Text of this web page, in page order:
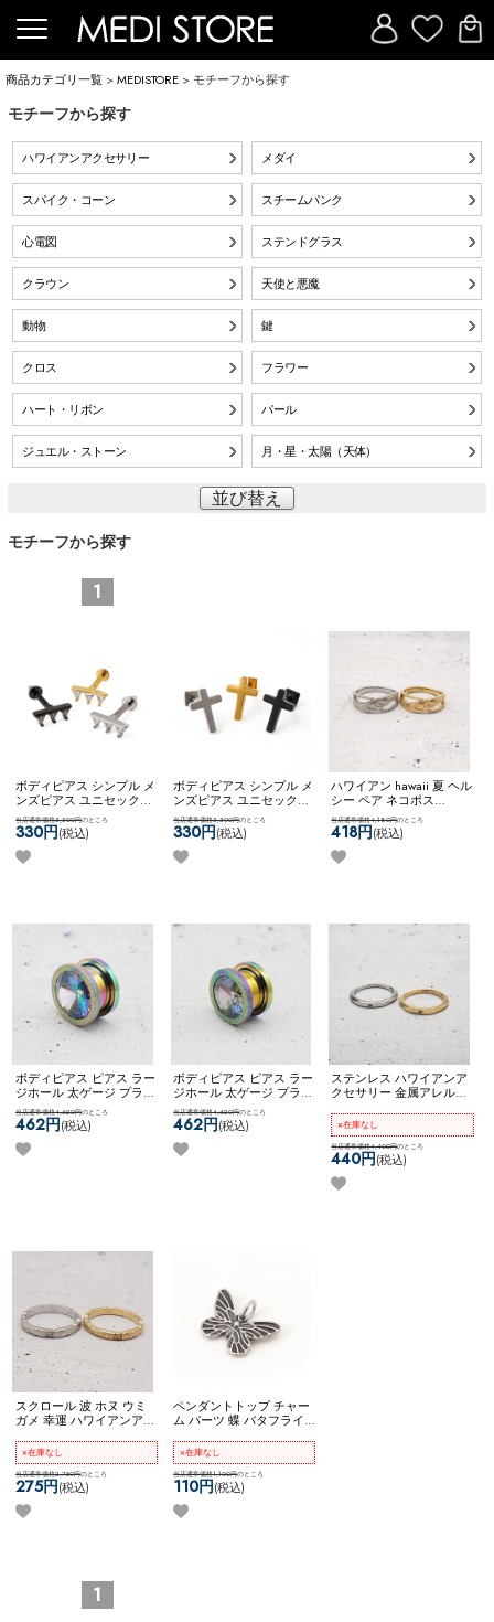
商品カテゴリ一覧 >MEDISTORE > モチーフから探す
モチーフから探す
ハワイアンアクセサリー メダイ
スパイク・コーン スチームパンク
心電図 ステンドグラス
クラウン 天使と悪魔
動物 鍵
クロス フラワー
ハート・リボン パール
ジュエル・ストーン 月・星・太陽（天体）
並び替え
モチーフから探す
1
ボディピアス シンプル メ
ンズピアス ユニセックス
【ネコポス全品送料無
料】【edge】3ジュエル
▲xコーン
当店通常価格3,300円のところ
330円(税込)
ボディピアス シンプル メ
ンズピアス ユニセックス
【ネコポス全品送料無
料】【edge】クロススタ
ッズ
当店通常価格3,300円のところ
330円(税込)
ハワイアン hawaii 夏 ヘル
シー ペア ネコポス
OK【Hawaii】クロスウェ
ーブリング
当店通常価格4,180円のところ
418円(税込)
ボディピアス ピアス ラー
ジホール 太ゲージ プラグ
トンネル 大きいサイズ 拡
張 ネコポス不可 [ 14mm ]
ジュエルフレッシュトン
ネル
当店通常価格4,620円のところ
462円(税込)
ボディピアス ピアス ラー
ジホール 太ゲージ プラグ
トンネル 大きいサイズ 拡
張 ネコポス不可 [ 12mm ]
ジュエルフレッシュトン
ネル
当店通常価格4,620円のところ
462円(税込)
ステンレス ハワイアンア
クセサリー 金属アレルギ
ロール キレイめ 細身
【ネコポス全品送料無
料】【Hawaii】スリムone
ジュエルリング
×在庫なし
当店通常価格4,400円のところ
440円(税込)
スクロール 波 ホヌ ウミ
ガメ 幸運 ハワイアンアク
7号 9号 11号 13号 15号 17
号 19号 ステンレス メン
ズサイズ ペア ネコポス
OK【Hawaii】 スクロール
風ホヌリング
×在庫なし
当店通常価格2,750円のところ
275円(税込)
ペンダントトップ チャー
ム パーツ 蝶 バタフライ
生き物 ステンレス ネコポ
スOK【選べるアクセサリ
ー】 [ ステンレス ] バタフ
ライTOP
×在庫なし
当店通常価格1,100円のところ
110円(税込)
1